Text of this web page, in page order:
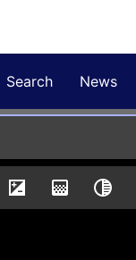
Search News